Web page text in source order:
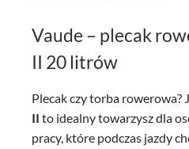
Vaude – plecak
II 20 litrów
Plecak czy torba rowerowa?
II to idealny towarzysz dla
pracy, które podczas jazdy